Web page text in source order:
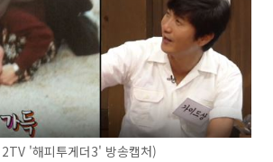
'해피투게더3' 방송캡처)